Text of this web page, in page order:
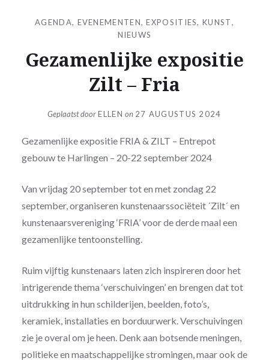
AGENDA, EVENEMENTEN,EXPOSITIES,KUNST,
NIEUWS
Gezamenlijke expositie
Zilt – Fria
Geplaatst doorELLEN on 27 AUGUSTUS 2024
Gezamenlijke expositie FRIA & ZILT – Entrepot
gebouw te Harlingen – 20-22 september 2024
Van vrijdag 20 september tot en met zondag 22
september, organiseren kunstenaarssociëteit ´Zilt´ en
kunstenaarsvereniging ‘FRIA’ voor de derde maal een
gezamenlijke tentoonstelling.
Ruim vijftig kunstenaars laten zich inspireren door het
intrigerende thema ‘verschuivingen’ en brengen dat tot
uitdrukking in hun schilderijen, beelden, foto’s,
keramiek, installaties en borduurwerk. Verschuivingen
zie je overal om je heen. Denk aan botsende meningen,
politieke en maatschappelijke stromingen, maar ook de